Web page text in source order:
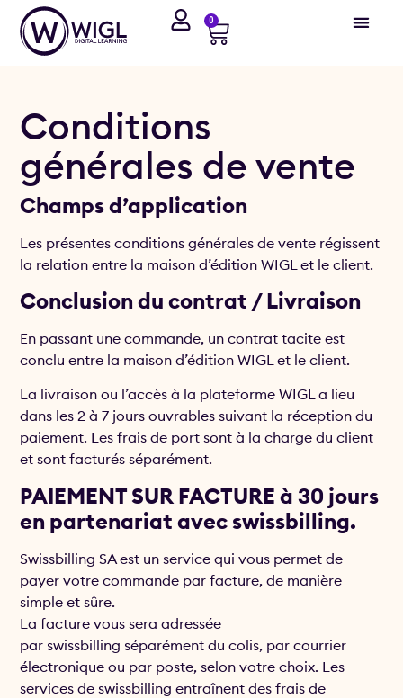
0
Conditions
générales de vente
Champs d’application
Les présentes conditions générales de vente régissent
la relation entre la maison d’édition WIGL et le client.
Conclusion du contrat / Livraison
En passant une commande, un contrat tacite est
conclu entre la maison d’édition WIGL et le client.
La livraison ou l’accès à la plateforme WIGL a lieu
dans les 2 à 7 jours ouvrables suivant la réception du
paiement. Les frais de port sont à la charge du client
et sont facturés séparément.
PAIEMENT SUR FACTURE à 30 jours
en partenariat avec swissbilling.
Swissbilling SA est un service qui vous permet de
payer votre commande par facture, de manière
simple et sûre.
La facture vous sera adressée
par swissbilling séparément du colis, par courrier
électronique ou par poste, selon votre choix. Les
services de swissbilling entraînent des frais de